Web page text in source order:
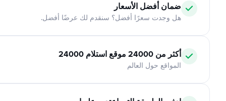
ضمان أفضل الأسعار
هل وجدت سعرًا أفضل؟ سنقدم لك عرضًا أفضل.
أكثر من 24000 موقع استلام 24000
المواقع حول العالم